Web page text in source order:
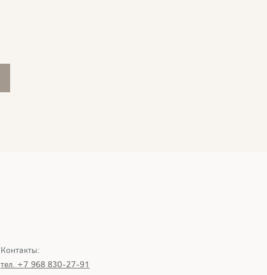
Контакты:
тел. +7 968 830-27-91